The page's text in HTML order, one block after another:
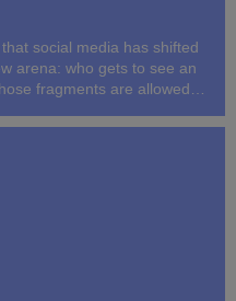
social media has shifted
arena: who gets to see an
fragments are allowed to